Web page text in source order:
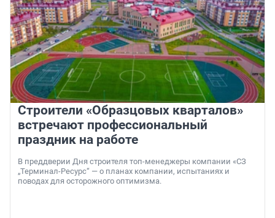
Строители «Образцовых кварталов»
встречают профессиональный
праздник на работе
В преддверии Дня строителя топ-менеджеры компании «СЗ
„Терминал-Ресурс“ — о планах компании, испытаниях и
поводах для осторожного оптимизма.